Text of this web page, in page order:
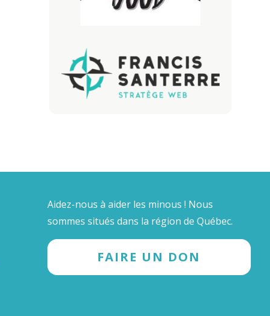
Aidez-nous à aider les minous ! Nous
sommes situés dans la région de Québec.
FAIRE UN DON